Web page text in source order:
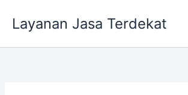
Layanan Jasa Terdekat